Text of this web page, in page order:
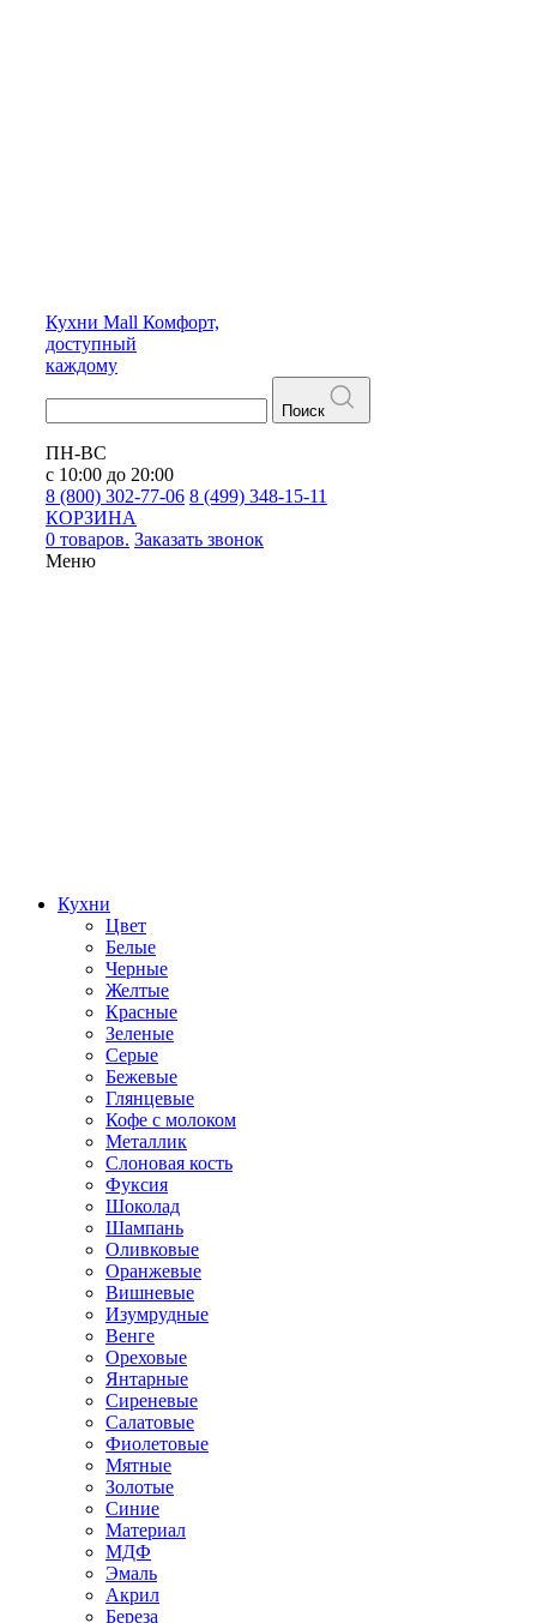
Кухни Mall Комфорт,
доступный
каждому
Поиск
ПН-ВС
с 10:00 до 20:00
8 (800) 302-77-06 8 (499) 348-15-11
КОРЗИНА
0 товаров. Заказать звонок
Меню
Кухни
Цвет
Белые
Черные
Желтые
Красные
Зеленые
Серые
Бежевые
Глянцевые
Кофе с молоком
Металлик
Слоновая кость
Фуксия
Шоколад
Шампань
Оливковые
Оранжевые
Вишневые
Изумрудные
Венге
Ореховые
Янтарные
Сиреневые
Салатовые
Фиолетовые
Мятные
Золотые
Синие
Материал
МДФ
Эмаль
Акрил
Береза